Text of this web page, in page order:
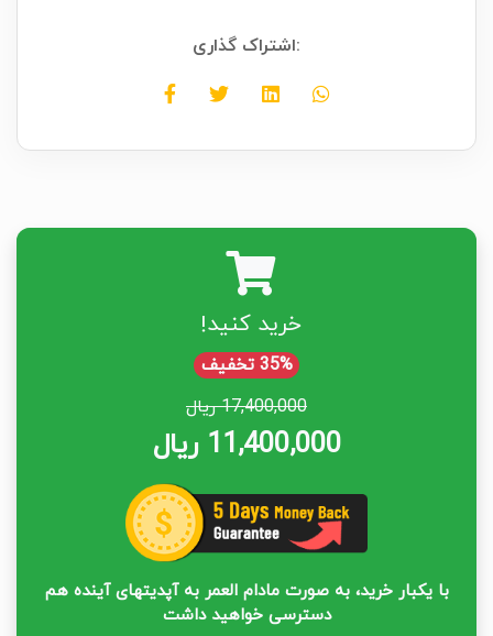
اشتراک گذاری:
خرید کنید!
35% تخفیف
17,400,000 ریال
11,400,000 ریال
با یکبار خرید، به صورت مادام العمر به آپدیتهای آینده هم
دسترسی خواهید داشت